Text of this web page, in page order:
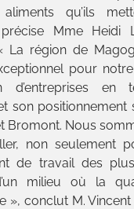
qu’ils
Mme Heidi
La région de
pour
d’entreprises en
son
Bromont. Nous
non seulement
de travail des
milieu où la
», conclut M.